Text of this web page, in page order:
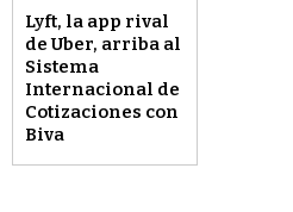
Lyft, la app rival
de Uber, arriba al
Sistema
Internacional de
Cotizaciones con
Biva